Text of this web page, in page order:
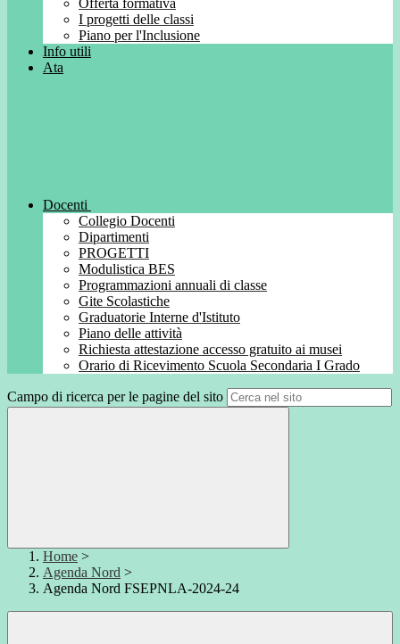
Offerta formativa
I progetti delle classi
Piano per l'Inclusione
Info utili
Ata
Docenti
Collegio Docenti
Dipartimenti
PROGETTI
Modulistica BES
Programmazioni annuali di classe
Gite Scolastiche
Graduatorie Interne d'Istituto
Piano delle attività
Richiesta attestazione accesso gratuito ai musei
Orario di Ricevimento Scuola Secondaria I Grado
Campo di ricerca per le pagine del sito
Home >
Agenda Nord >
Agenda Nord FSEPNLA-2024-24